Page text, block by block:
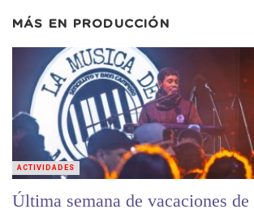
MÁS EN PRODUCCIÓN
Última semana de vacaciones
ACTIVIDADES